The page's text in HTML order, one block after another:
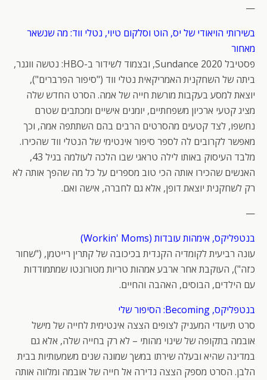
—
בשירותי הויאודי של יס, הוט וסלקום טיוי, נטלי ווד: מה שנשאר
מאחור
פסטיבל Sundance 2020, ובצמוד לשידור ב-HBO: נטשה ווגנר,
ביתה של השחקנית האמריקאית נטלי ווד ("סיפור הפרברים"),
יוצאת למסע בעקבות מורשת חייה של אמה. הסרט החדש שלה
מציג קטעי ארכיון משפחתיים, יומנים אישיים ומכתבים שטרם
נחשפו, לצד קטעים מהסרטים הרבים בהם השתתפה אמה, וכך
מאפשר לקרובים לה לספר סיפור אינטימי של הנטלי ווד שהכירו.
מלבד העיסוק באותו לילה טראגי שבו הלכה לעולמה בגיל 43,
האנשים שהכירו אותה הכי טוב מספרים על כל מה שהפך אותה לא
רק לשחקנית יוצאת דופן, אלא גם לחברה, אישה ואם.
—
בנטפליקס, אימהות עובדות (Workin' Moms)
עונה רביעית לקומדיה הקנדית בכיכובה של קתרין רייטמן, ("שחור
כזה"), העוקבת אחר ארבע אמהות טריות מטורונטו שמתמודדות
עם הילדים, הבוסים, האהבה והחיים.
בנטפליקס, Becoming: הסיפור שלי
סרט תיעודי המעניק לצופים הצצה אינטימית לחייה של מישל
אובמה בתקופה של שינוי מהותי – לא רק בחייה שלה, אלא גם
במדינה שהיא ובעלה שירתו במשך שמונה שנים משמעותיות בבית
הלבן. הסרט מספק הצצה נדירה אל חייה של אובמה ומלווה אותה